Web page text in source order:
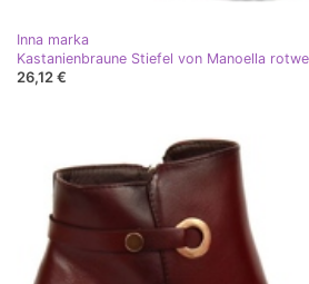
Inna marka
Kastanienbraune Stiefel von Manoella
26,12 €